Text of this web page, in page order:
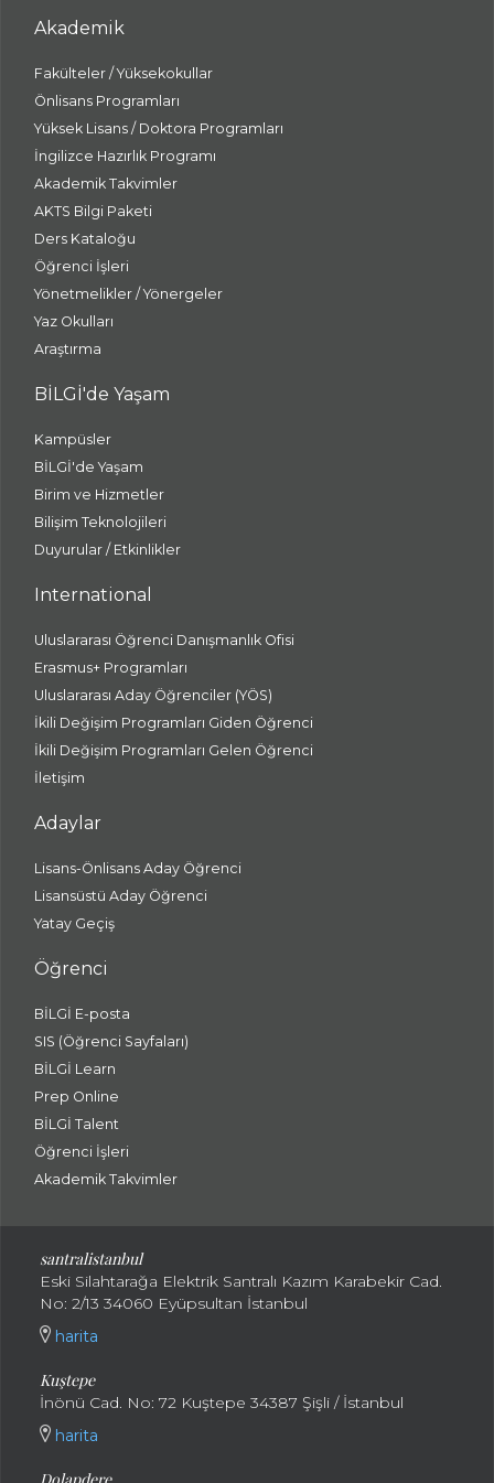
Akademik
Fakülteler / Yüksekokullar
Önlisans Programları
Yüksek Lisans / Doktora Programları
İngilizce Hazırlık Programı
Akademik Takvimler
AKTS Bilgi Paketi
Ders Kataloğu
Öğrenci İşleri
Yönetmelikler / Yönergeler
Yaz Okulları
Araştırma
BİLGİ'de Yaşam
Kampüsler
BİLGİ'de Yaşam
Birim ve Hizmetler
Bilişim Teknolojileri
Duyurular / Etkinlikler
International
Uluslararası Öğrenci Danışmanlık Ofisi
Erasmus+ Programları
Uluslararası Aday Öğrenciler (YÖS)
İkili Değişim Programları Giden Öğrenci
İkili Değişim Programları Gelen Öğrenci
İletişim
Adaylar
Lisans-Önlisans Aday Öğrenci
Lisansüstü Aday Öğrenci
Yatay Geçiş
Öğrenci
BİLGİ E-posta
SIS (Öğrenci Sayfaları)
BİLGİ Learn
Prep Online
BİLGİ Talent
Öğrenci İşleri
Akademik Takvimler
santralistanbul
Eski Silahtarağa Elektrik Santralı Kazım Karabekir Cad.
No: 2/13 34060 Eyüpsultan İstanbul
harita
Kuştepe
İnönü Cad. No: 72 Kuştepe 34387 Şişli / İstanbul
harita